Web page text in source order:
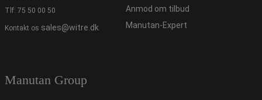
Tlf: 75 50 00 50
Kontakt os sales@witre.dk
Anmod om tilbud
Manutan-Expert
Manutan Group